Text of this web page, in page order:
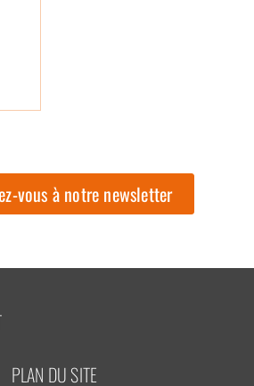
vous à notre newsletter
PLAN DU SITE